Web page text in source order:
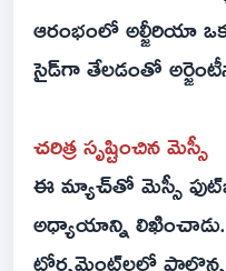
ఆరంభంలో అల్జీరియా
సైడ్‌గా తేలడంతో
చరిత్ర సృష్టించిన మెస్సీ
ఈ మ్యాచ్‌తో మెస్సీ
అధ్యాయాన్ని లిఖించాడు.